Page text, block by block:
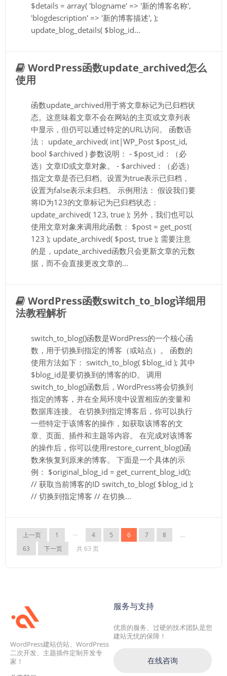
$details = array( 'blogname' => '新的博客名称',
'blogdescription' => '新的博客描述', );
update_blog_details( $blog_id...
WordPress函数update_archived怎么
使用
函数update_archived用于将文章标记为已归档状
态。这意味着文章不会在网站的主页或文章列表
中显示，但仍可以通过特定的URL访问。 函数语
法： update_archived( int|WP_Post $post_id,
bool $archived ) 参数说明： - $post_id：（必
选）文章ID或文章对象。 - $archived：（必选）
指定文章是否已归档。设置为true表示已归档，
设置为false表示未归档。 示例用法： 假设我们要
将ID为123的文章标记为已归档状态：
update_archived( 123, true ); 另外，我们也可以
使用文章对象来调用此函数： $post = get_post(
123 ); update_archived( $post, true ); 需要注意
的是，update_archived函数只会更新文章的元数
据，而不会直接更改文章的...
WordPress函数switch_to_blog详细用
法教程解析
switch_to_blog()函数是WordPress的一个核心函
数，用于切换到指定的博客（或站点）。 函数的
使用方法如下： switch_to_blog( $blog_id ); 其中
$blog_id是要切换到的博客的ID。 调用
switch_to_blog()函数后，WordPress将会切换到
指定的博客，并在全局环境中设置相应的变量和
数据库连接。 在切换到指定博客后，你可以执行
一些特定于该博客的操作，如获取该博客的文
章、页面、插件和主题等内容。 在完成对该博客
的操作后，你可以使用restore_current_blog()函
数来恢复到原来的博客。 下面是一个具体的示
例： $original_blog_id = get_current_blog_id();
// 获取当前博客的ID switch_to_blog( $blog_id );
// 切换到指定博客 // 在切换...
上一页 1 ··· 4 5 6 7 8
...
63
下一页 共 63 页
WordPress建站仿站、WordPress
二次开发、主题插件定制开发专
家！
服务与支持
优质的服务、过硬的技术团队是您
建站无忧的保障！
在线咨询